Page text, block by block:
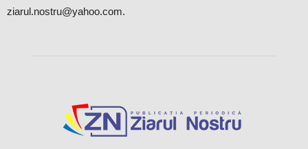
ziarul.nostru@yahoo.com.